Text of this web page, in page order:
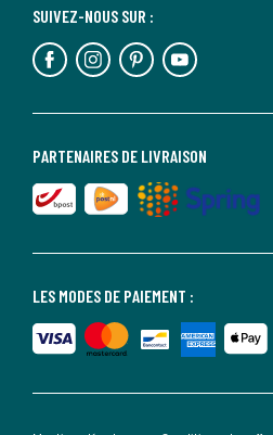
LES MODES DE PAIEMENT :
PARTENAIRES DE LIVRAISON
SUIVEZ-NOUS SUR :